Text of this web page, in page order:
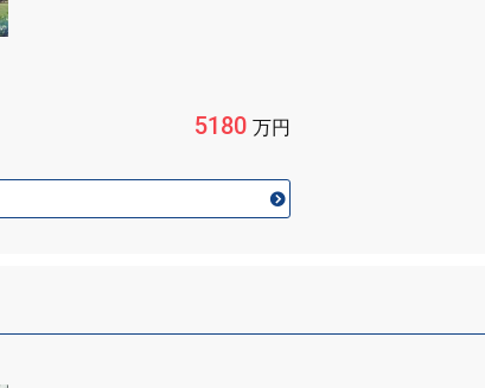
5180万円